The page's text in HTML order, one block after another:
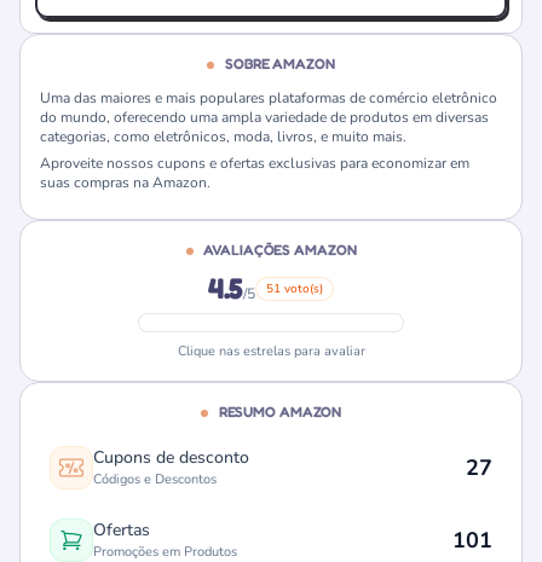
SOBRE AMAZON
Uma das maiores e mais populares plataformas de comércio eletrônico
do mundo, oferecendo uma ampla variedade de produtos em diversas
categorias, como eletrônicos, moda, livros, e muito mais.
Aproveite nossos cupons e ofertas exclusivas para economizar em
suas compras na Amazon.
AVALIAÇÕES AMAZON
4.5/5 51 voto(s)
Clique nas estrelas para avaliar
RESUMO AMAZON
Cupons de desconto
Códigos e Descontos 27
Ofertas
Promoções em Produtos 101